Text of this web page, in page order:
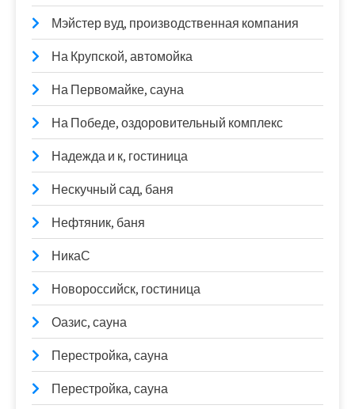
Мэйстер вуд, производственная компания
На Крупской, автомойка
На Первомайке, сауна
На Победе, оздоровительный комплекс
Надежда и к, гостиница
Нескучный сад, баня
Нефтяник, баня
НикаС
Новороссийск, гостиница
Оазис, сауна
Перестройка, сауна
Перестройка, сауна